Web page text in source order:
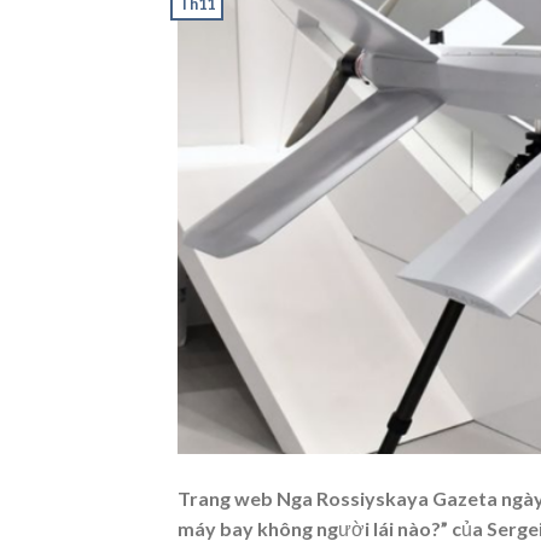
Trang web Nga Rossiyskaya Gazeta
máy bay không người lái nào?” của